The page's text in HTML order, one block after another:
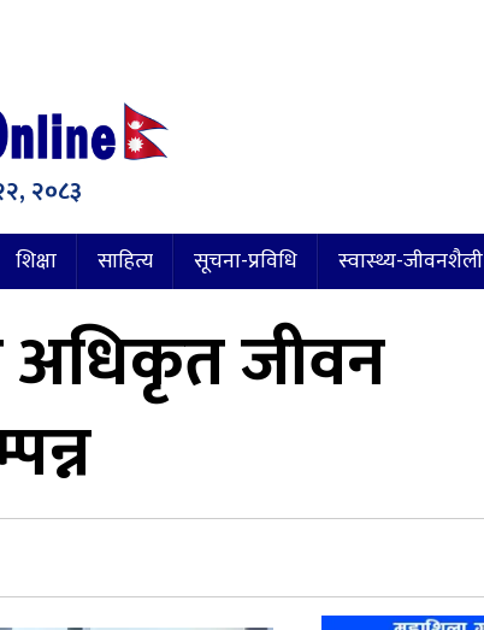
२०८३
शिक्षा साहित्य सूचना-प्रविधि स्वास्थ्य-जीवनशैली
अधिकृत जीवन